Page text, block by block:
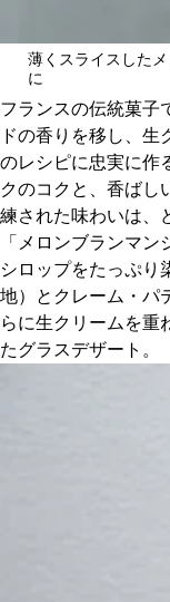
薄くスライスした
に
フランスの伝統菓子
ドの香りを移し、
のレシピに忠実に作
クのコクと、香ばし
練された味わいは、
「メロンブランマ
シロップをたっぷり
地）とクレーム・パ
らに生クリームを重
たグラスデザート。